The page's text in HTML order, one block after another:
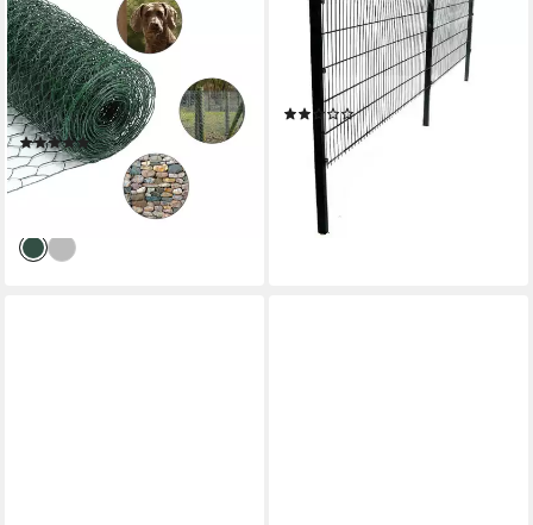
CLANMACY
Maschendrahtzaun
Maschendrahtzaun
Sechseckgeflecht 1x35m
verzinkt - Für Garten Grün
(1)
27,99 € UVP 55,49 €
-50%
lieferbar - in 5-6 Werktagen bei dir
APEX
Doppelstabmattenzaun
Doppelstabmattenzaun inkl.
Pfosten Komplettset
(1)
ab 579,00 €
lieferbar - in 9-11 Werktagen bei